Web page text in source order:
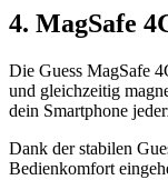
4. MagSafe
Die Guess MagSafe
und gleichzeitig
dein Smartphone
Dank der stabilen
Bedienkomfort